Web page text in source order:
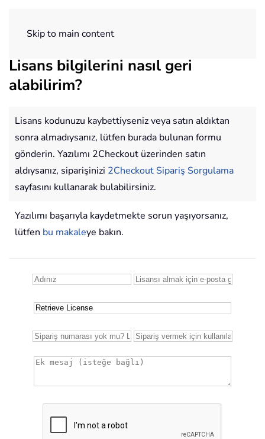
Skip to main content
Lisans bilgilerini nasıl geri
alabilirim?
Lisans kodunuzu kaybettiyseniz veya satın aldıktan
sonra almadıysanız, lütfen burada bulunan formu
gönderin. Yazılımı 2Checkout üzerinden satın
aldıysanız, siparişinizi 2Checkout Sipariş Sorgulama
sayfasını kullanarak bulabilirsiniz.
Yazılımı başarıyla kaydetmekte sorun yaşıyorsanız,
lütfen bu makaleye bakın.